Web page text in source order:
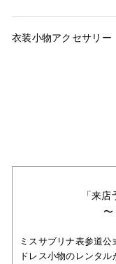
衣装小物アクセサリー
「来
〜
ミスサブリナ表参道公
ドレス小物のレンタ